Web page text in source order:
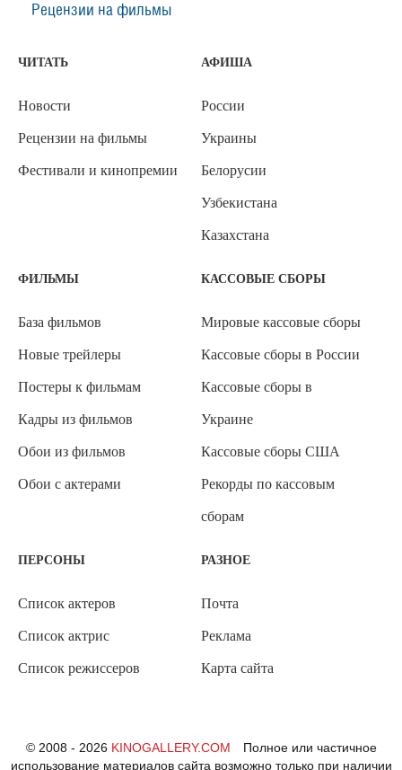
Рецензии на фильмы
ЧИТАТЬ
Новости
Рецензии на фильмы
Фестивали и кинопремии
АФИША
России
Украины
Белорусии
Узбекистана
Казахстана
ФИЛЬМЫ
База фильмов
Новые трейлеры
Постеры к фильмам
Кадры из фильмов
Обои из фильмов
Обои с актерами
КАССОВЫЕ СБОРЫ
Мировые кассовые сборы
Кассовые сборы в России
Кассовые сборы в
Украине
Кассовые сборы США
Рекорды по кассовым
сборам
ПЕРСОНЫ
Список актеров
Список актрис
Список режиссеров
РАЗНОЕ
Почта
Реклама
Карта сайта
© 2008 - 2026 KINOGALLERY.COM
Полное или частичное
использование материалов сайта возможно только при наличии